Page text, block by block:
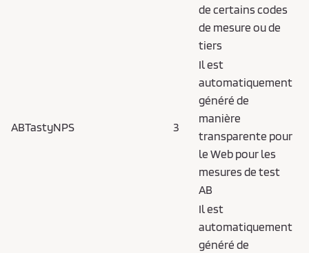
de certains codes
de mesure ou de
tiers
ABTastyNPS 3
Il est
automatiquement
généré de
manière
transparente pour
le Web pour les
mesures de test
AB
Il est
automatiquement
généré de